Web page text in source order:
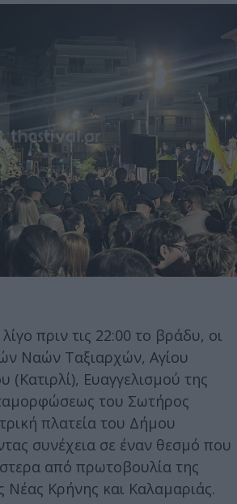
πριν τις 22:00 το βράδυ, οι
Ναών Ταξιαρχών, Αγίου
Ευαγγελισμού της
του Σωτήρος
πλατεία του Δήμου
συνέχεια σε έναν θεσμό που
από πρωτοβουλία της
Νέας Κρήνης και Καλαμαριάς.